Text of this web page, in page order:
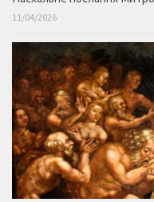
11/04/2026